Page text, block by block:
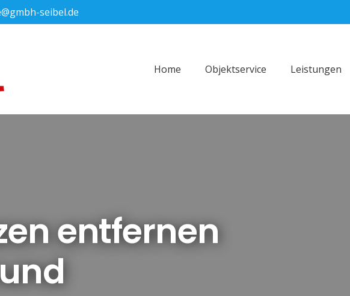
seibel.de
Home Objektservice Leistungen
entfernen